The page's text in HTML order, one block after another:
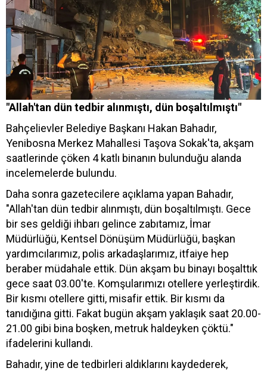
"Allah'tan dün tedbir alınmıştı, dün boşaltılmıştı"
Bahçelievler Belediye Başkanı Hakan Bahadır,
Yenibosna Merkez Mahallesi Taşova Sokak'ta, akşam
saatlerinde çöken 4 katlı binanın bulunduğu alanda
incelemelerde bulundu.
Daha sonra gazetecilere açıklama yapan Bahadır,
"Allah'tan dün tedbir alınmıştı, dün boşaltılmıştı. Gece
bir ses geldiği ihbarı gelince zabıtamız, İmar
Müdürlüğü, Kentsel Dönüşüm Müdürlüğü, başkan
yardımcılarımız, polis arkadaşlarımız, itfaiye hep
beraber müdahale ettik. Dün akşam bu binayı boşalttık
gece saat 03.00'te. Komşularımızı otellere yerleştirdik.
Bir kısmı otellere gitti, misafir ettik. Bir kısmı da
tanıdığına gitti. Fakat bugün akşam yaklaşık saat 20.00-
21.00 gibi bina boşken, metruk haldeyken çöktü."
ifadelerini kullandı.
Bahadır, yine de tedbirleri aldıklarını kaydederek,